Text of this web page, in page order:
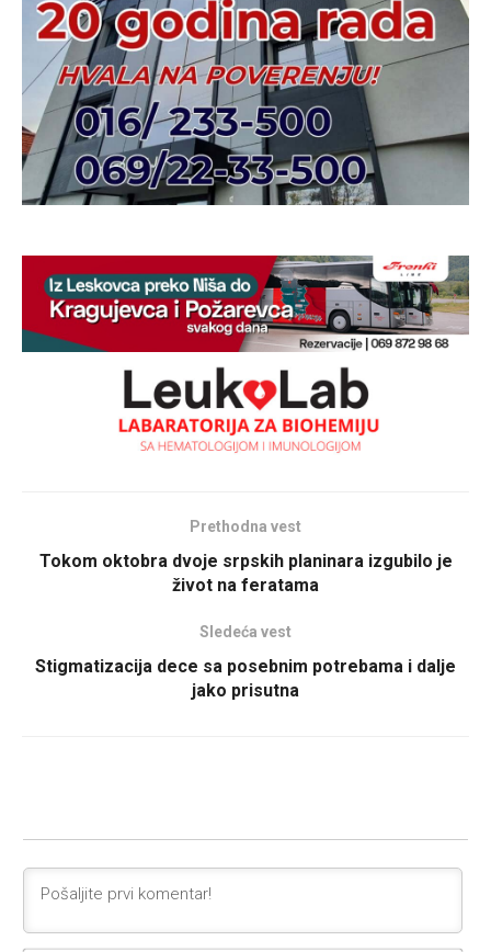
Prethodna vest
Tokom oktobra dvoje srpskih planinara izgubilo je
život na feratama
Sledeća vest
Stigmatizacija dece sa posebnim potrebama i dalje
jako prisutna